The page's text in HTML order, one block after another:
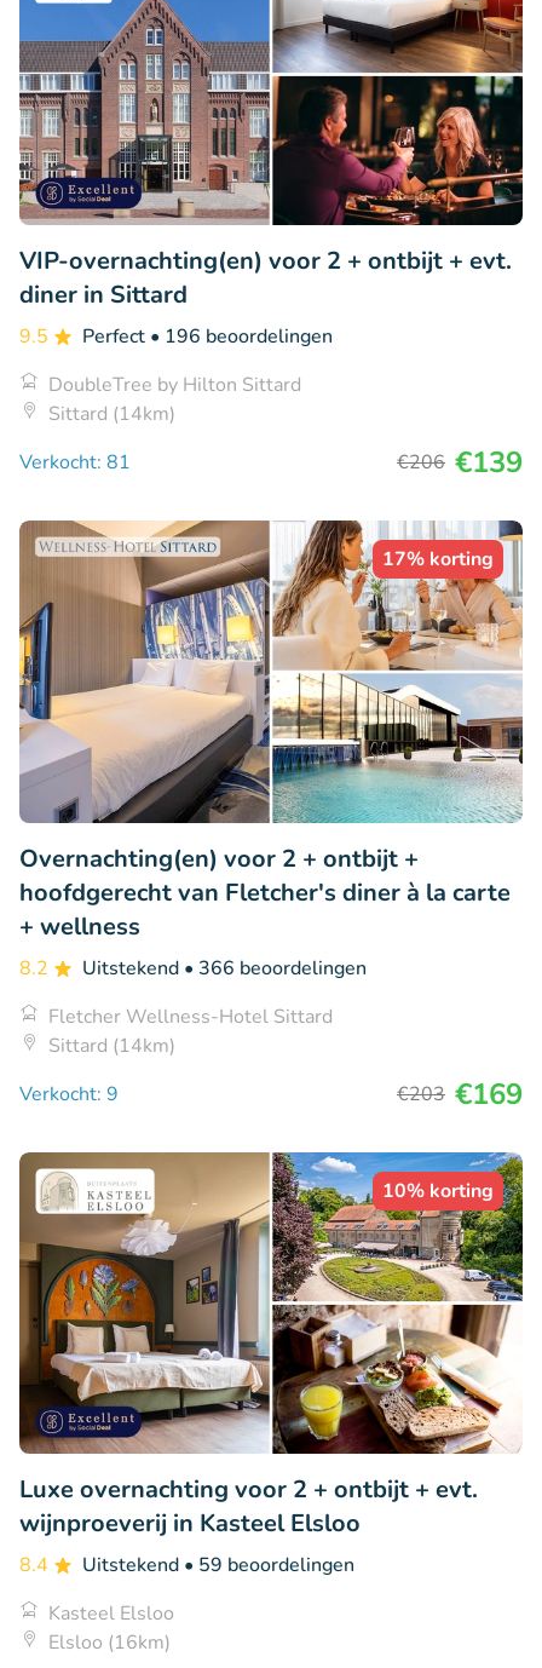
VIP-overnachting(en) voor 2 + ontbijt + evt.
diner in Sittard
9.5 Perfect • 196 beoordelingen
DoubleTree by Hilton Sittard
Sittard (14km)
Verkocht: 81
€206 €139
17% korting
Overnachting(en) voor 2 + ontbijt +
hoofdgerecht van Fletcher's diner à la carte
+ wellness
8.2 Uitstekend • 366 beoordelingen
Fletcher Wellness-Hotel Sittard
Sittard (14km)
Verkocht: 9
€203 €169
10% korting
Luxe overnachting voor 2 + ontbijt + evt.
wijnproeverij in Kasteel Elsloo
8.4 Uitstekend • 59 beoordelingen
Kasteel Elsloo
Elsloo (16km)